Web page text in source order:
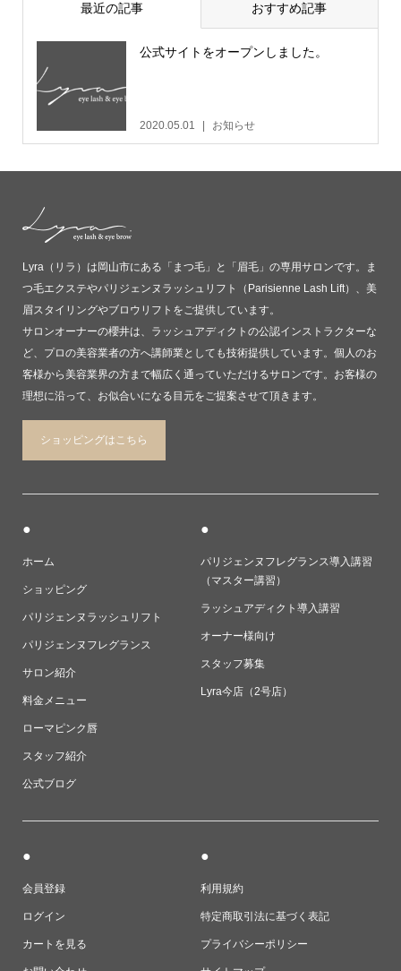
最近の記事 おすすめ記事
公式サイトをオープンしました。
2020.05.01 お知らせ
Lyra（リラ）は岡山市にある「まつ毛」と「眉毛」の専用サロンです。ま
つ毛エクステやパリジェンヌラッシュリフト（Parisienne Lash Lift）、美
眉スタイリングやブロウリフトをご提供しています。
サロンオーナーの櫻井は、ラッシュアディクトの公認インストラクターな
ど、プロの美容業者の方へ講師業としても技術提供しています。個人のお
客様から美容業界の方まで幅広く通っていただけるサロンです。お客様の
理想に沿って、お似合いになる目元をご提案させて頂きます。
ショッピングはこちら
●
ホーム
ショッピング
パリジェンヌラッシュリフト
パリジェンヌフレグランス
サロン紹介
料金メニュー
ローマピンク唇
スタッフ紹介
公式ブログ
●
パリジェンヌフレグランス導入講習
（マスター講習）
ラッシュアディクト導入講習
オーナー様向け
スタッフ募集
Lyra今店（2号店）
●
会員登録
ログイン
カートを見る
●
利用規約
特定商取引法に基づく表記
プライバシーポリシー